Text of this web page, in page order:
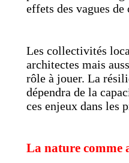
effets des vagues de
Les collectivités
architectes mais
rôle à jouer. La
dépendra de la
ces enjeux dans les
La nature comme